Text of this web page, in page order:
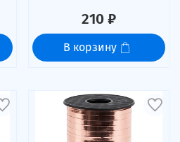
210 ₽
В корзину